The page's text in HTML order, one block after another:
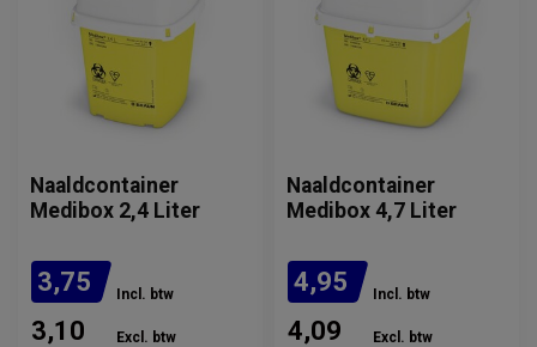
Naaldcontainer
Medibox 2,4 Liter
3,75 Incl. btw
3,10 Excl. btw
Naaldcontainer
Medibox 4,7 Liter
4,95 Incl. btw
4,09 Excl. btw